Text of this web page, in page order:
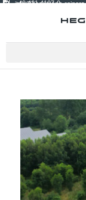
+49 421 4107-0
info@hegemann-